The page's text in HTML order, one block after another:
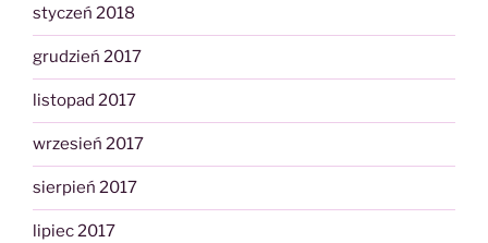
styczeń 2018
grudzień 2017
listopad 2017
wrzesień 2017
sierpień 2017
lipiec 2017